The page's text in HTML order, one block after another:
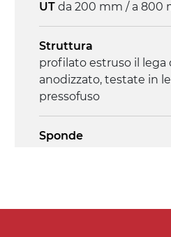
on/off, E-Stop,
UT da 200 mm / a 800
Struttura
profilato estruso il lega
anodizzato, testate in
pressofuso
Sponde
Supporti di sostegno